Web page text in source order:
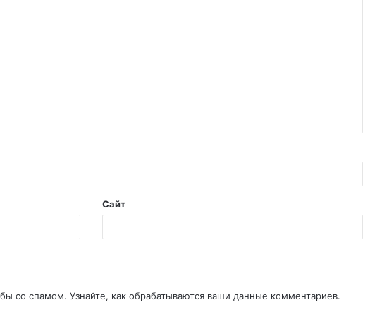
Сайт
со спамом. Узнайте, как обрабатываются ваши данные комментариев.